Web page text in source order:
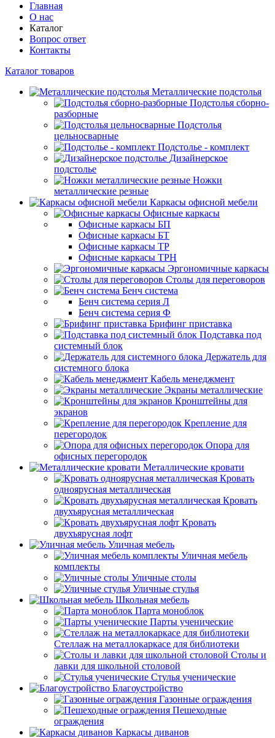
Главная
О нас
Каталог
Вопрос ответ
Контакты
Каталог товаров
Металлические подстолья
Подстолья сборно-
разборные
Подстолья
цельносварные
Подстолье - комплект
Дизайнерское
подстолье
Ножки
металлические резные
Каркасы офисной мебели
Офисные каркасы
Офисные каркасы БП
Офисные каркасы БТ
Офисные каркасы ТР
Офисные каркасы ТРН
Эргономичные каркасы
Столы для переговоров
Бенч система
Бенч система серия Л
Бенч система серия Ф
Брифинг приставка
Подставка под
системный блок
Держатель для
системного блока
Кабель менеджмент
Экраны металлические
Кронштейны для
экранов
Крепление для
перегородок
Опора для
офисных перегородок
Металлические кровати
Кровать
одноярусная металлическая
Кровать
двухъярусная металлическая
Кровать
двухъярусная лофт
Уличная мебель
Уличная мебель
комплекты
Уличные столы
Уличные стулья
Школьная мебель
Парта моноблок
Парты ученические
Стеллаж на металлокаркасе для библиотеки
Столы и
лавки для школьной столовой
Стулья ученические
Благоустройство
Газонные ограждения
Пешеходные
ограждения
Каркасы диванов